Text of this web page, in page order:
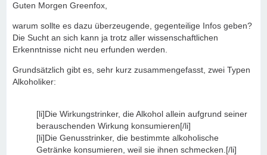
Guten Morgen Greenfox,
warum sollte es dazu überzeugende, gegenteilige Infos geben?
Die Sucht an sich kann ja trotz aller wissenschaftlichen
Erkenntnisse nicht neu erfunden werden.
Grundsätzlich gibt es, sehr kurz zusammengefasst, zwei Typen
Alkoholiker:
[li]Die Wirkungstrinker, die Alkohol allein aufgrund seiner
berauschenden Wirkung konsumieren[/li]
[li]Die Genusstrinker, die bestimmte alkoholische
Getränke konsumieren, weil sie ihnen schmecken.[/li]